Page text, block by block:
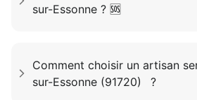
sur-Essonne ? 🆘
Comment choisir un artisan
sur-Essonne (91720) ?